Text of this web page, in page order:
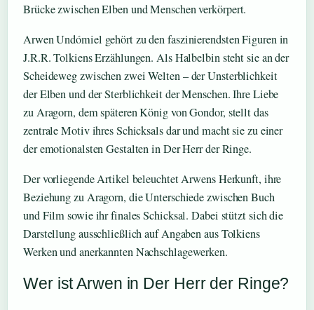
Brücke zwischen Elben und Menschen verkörpert.
Arwen Undómiel gehört zu den faszinierendsten Figuren in
J.R.R. Tolkiens Erzählungen. Als Halbelbin steht sie an der
Scheideweg zwischen zwei Welten – der Unsterblichkeit
der Elben und der Sterblichkeit der Menschen. Ihre Liebe
zu Aragorn, dem späteren König von Gondor, stellt das
zentrale Motiv ihres Schicksals dar und macht sie zu einer
der emotionalsten Gestalten in Der Herr der Ringe.
Der vorliegende Artikel beleuchtet Arwens Herkunft, ihre
Beziehung zu Aragorn, die Unterschiede zwischen Buch
und Film sowie ihr finales Schicksal. Dabei stützt sich die
Darstellung ausschließlich auf Angaben aus Tolkiens
Werken und anerkannten Nachschlagewerken.
Wer ist Arwen in Der Herr der Ringe?